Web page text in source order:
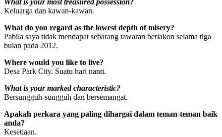
What is your most treasured possession?
Keluarga dan kawan-kawan.
What do you regard as the lowest depth of misery?
Pabila saya tidak mendapat sebarang tawaran berlakon selama tiga
bulan pada 2012.
Where would you like to live?
Desa Park City. Suatu hari nanti.
What is your marked characteristic?
Bersungguh-sungguh dan bersemangat.
Apakah perkara yang paling dihargai dalam teman-teman baik
anda?
Kesetiaan.